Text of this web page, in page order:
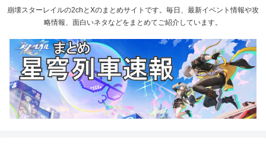
崩壊スターレイルの2chとXのまとめサイトです。毎日、最新イベント情報や攻
略情報、面白いネタなどをまとめてご紹介しています。